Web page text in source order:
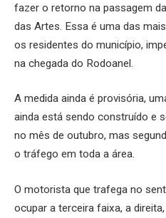
fazer o retorno na passagem
das Artes. Essa é uma das
os residentes do município,
na chegada do Rodoanel.
A medida ainda é provisória,
ainda está sendo construído e
no mês de outubro, mas
o tráfego em toda a área.
O motorista que trafega no
ocupar a terceira faixa, a